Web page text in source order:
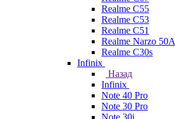
Realme C55
Realme C53
Realme C51
Realme Narzo 50A
Realme C30s
Infinix
Назад
Infinix
Note 40 Pro
Note 30 Pro
Note 30i